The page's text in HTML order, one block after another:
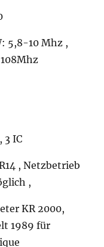
5,8-10 Mhz ,
3 IC
, Netzbetrieb
,
KR 2000,
1989 für